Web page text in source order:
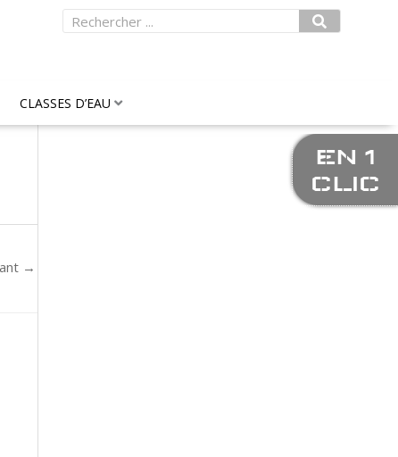
Rechercher
CLASSES D’EAU
→
EN 1
CLIC